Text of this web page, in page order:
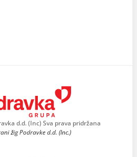
d.d. (Inc) Sva prava pridržana
žig Podravke d.d. (Inc.)